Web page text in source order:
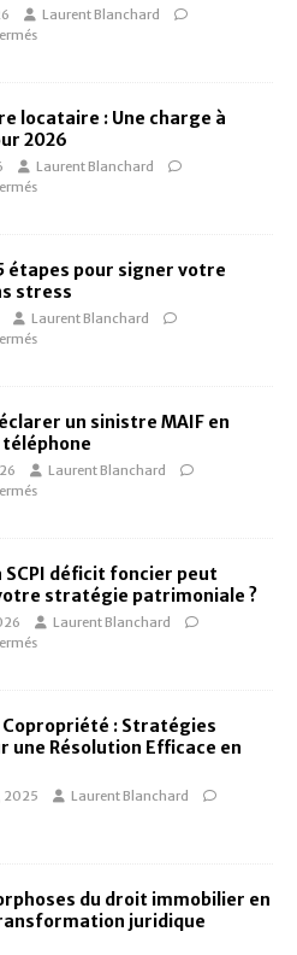
Laurent Blanchard
locataire : Une charge à
2026
Laurent Blanchard
étapes pour signer votre
stress
Laurent Blanchard
un sinistre MAIF en
téléphone
Laurent Blanchard
SCPI déficit foncier peut
stratégie patrimoniale ?
Laurent Blanchard
Copropriété : Stratégies
une Résolution Efficace en
2025
Laurent Blanchard
du droit immobilier en
juridique